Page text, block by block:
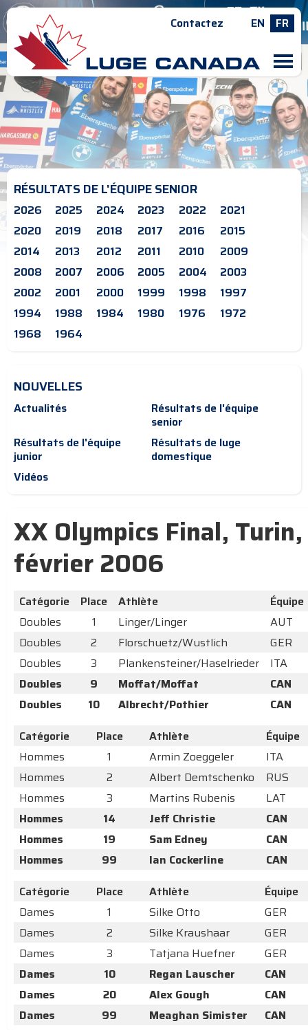
Contactez EN FR
M
RÉSULTATS DE L'ÉQUIPE SENIOR
2026 2025 2024 2023 2022
2021
2020
2019 2018 2017 2016
2015
2014
2013 2012 2011 2010
2009
2008
2007 2006 2005 2004
2003
2002
2001 2000 1999 1998
1997
1994
1988 1984 1980 1976
1972
1968
1964
NOUVELLES
Actualités
Résultats de l'équipe
senior
Résultats de l'équipe
junior
Résultats de luge
domestique
Vidéos
XX Olympics Final, Turin,
février 2006
Catégorie Place Athlète
Équipe
Doubles
1 Linger/Linger
AUT
Doubles
2 Florschuetz/Wustlich
GER
Doubles
3 Plankensteiner/Haselrieder
ITA
Doubles
9 Moffat/Moffat
CAN
Doubles
10 Albrecht/Pothier
CAN
Catégorie
Place Athlète
Équipe
Hommes
1 Armin Zoeggeler
ITA
Hommes
2 Albert Demtschenko
RUS
Hommes
3 Martins Rubenis
LAT
Hommes
14 Jeff Christie
CAN
Hommes
19 Sam Edney
CAN
Hommes
99 Ian Cockerline
CAN
Catégorie
Place Athlète
Équipe
Dames
1 Silke Otto
GER
Dames
2 Silke Kraushaar
GER
Dames
3 Tatjana Huefner
GER
Dames
10 Regan Lauscher
CAN
Dames
20 Alex Gough
CAN
Dames
99 Meaghan Simister CAN